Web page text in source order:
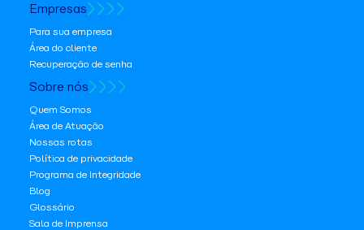
Empresas
Para sua empresa
Área do cliente
Recuperação de senha
Sobre nós
Quem Somos
Área de Atuação
Nossas rotas
Política de privacidade
Programa de Integridade
Blog
Glossário
Sala de Imprensa